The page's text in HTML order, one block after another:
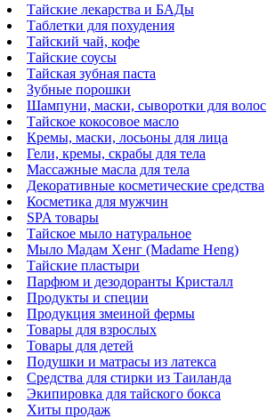
Тайские лекарства и БАДы
Таблетки для похудения
Тайский чай, кофе
Тайские соусы
Тайская зубная паста
Зубные порошки
Шампуни, маски, сыворотки для волос
Тайское кокосовое масло
Кремы, маски, лосьоны для лица
Гели, кремы, скрабы для тела
Массажные масла для тела
Декоративные косметические средства
Косметика для мужчин
SPA товары
Тайское мыло натуральное
Мыло Мадам Хенг (Madame Heng)
Тайские пластыри
Парфюм и дезодоранты Кристалл
Продукты и специи
Продукция змеиной фермы
Товары для взрослых
Товары для детей
Подушки и матрасы из латекса
Средства для стирки из Таиланда
Экипировка для тайского бокса
Хиты продаж